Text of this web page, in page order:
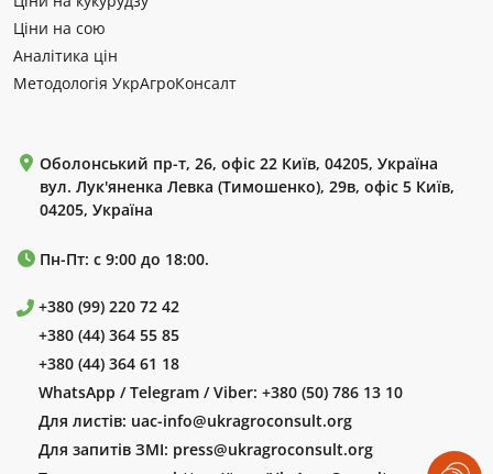
Ціни на сою
Аналітика цін
Методологія УкрАгроКонсалт
Оболонський пр-т, 26, офіс 22 Київ, 04205, Україна
вул. Лук'яненка Левка (Тимошенко), 29в, офіс 5 Київ,
04205, Україна
Пн-Пт: с 9:00 до 18:00.
+380 (99) 220 72 42
+380 (44) 364 55 85
+380 (44) 364 61 18
WhatsApp / Telegram / Viber: +380 (50) 786 13 10
Для листів: uac-info@ukragroconsult.org
Для запитів ЗМІ: press@ukragroconsult.org